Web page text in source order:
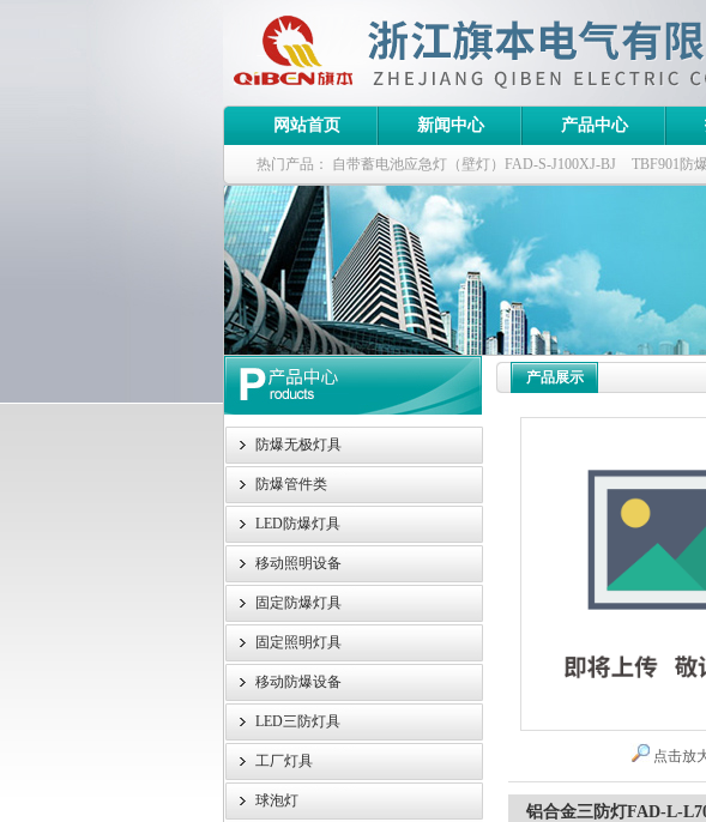
浙江旗本电气有限公司
网站首页 新闻中心 产品中心
热门产品： 自带蓄电池应急灯（壁灯）FAD-S-J100XJ-BJ TBF901防
栏式无极灯 G9960-W120W长寿无极工厂灯,三防无极灯
防爆泛光灯
防爆无极灯具
防爆管件类
LED防爆灯具
移动照明设备
固定防爆灯具
固定照明灯具
移动防爆设备
LED三防灯具
工厂灯具
球泡灯
产品展示
点击放
铝合金三防灯FAD-L-